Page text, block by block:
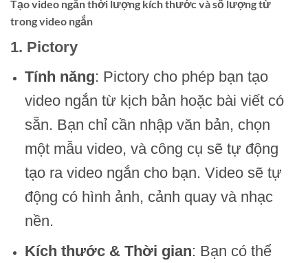
Tạo video ngắn thời lượng kích thước và số lượng từ
trong video ngắn
1. Pictory
Tính năng: Pictory cho phép bạn tạo
video ngắn từ kịch bản hoặc bài viết có
sẵn. Bạn chỉ cần nhập văn bản, chọn
một mẫu video, và công cụ sẽ tự động
tạo ra video ngắn cho bạn. Video sẽ tự
động có hình ảnh, cảnh quay và nhạc
nền.
Kích thước & Thời gian: Bạn có thể